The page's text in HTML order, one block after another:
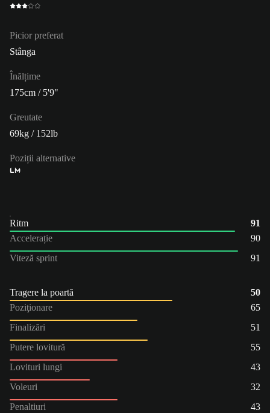
Picior preferat
Stânga
Înălțime
175cm / 5'9"
Greutate
69kg / 152lb
Poziții alternative
LM
Ritm
91
Accelerație
90
Viteză sprint
91
Tragere la poartă
50
Poziţionare
65
Finalizări
51
Putere lovitură
55
Lovituri lungi
43
Voleuri
32
Penaltiuri
43